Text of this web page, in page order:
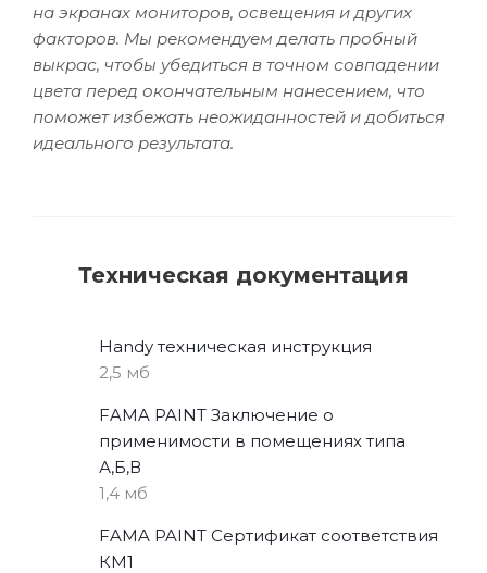
на экранах мониторов, освещения и других
факторов. Мы рекомендуем делать пробный
выкрас, чтобы убедиться в точном совпадении
цвета перед окончательным нанесением, что
поможет избежать неожиданностей и добиться
идеального результата.
Техническая документация
Handy техническая инструкция
2,5 мб
FAMA PAINT Заключение о
применимости в помещениях типа
А,Б,В
1,4 мб
FAMA PAINT Сертификат соответствия
КМ1